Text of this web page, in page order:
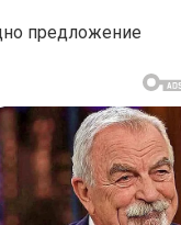
предложение